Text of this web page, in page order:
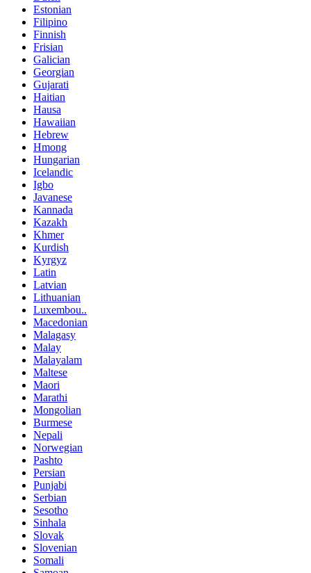
Estonian
Filipino
Finnish
Frisian
Galician
Georgian
Gujarati
Haitian
Hausa
Hawaiian
Hebrew
Hmong
Hungarian
Icelandic
Igbo
Javanese
Kannada
Kazakh
Khmer
Kurdish
Kyrgyz
Latin
Latvian
Lithuanian
Luxembou..
Macedonian
Malagasy
Malay
Malayalam
Maltese
Maori
Marathi
Mongolian
Burmese
Nepali
Norwegian
Pashto
Persian
Punjabi
Serbian
Sesotho
Sinhala
Slovak
Slovenian
Somali